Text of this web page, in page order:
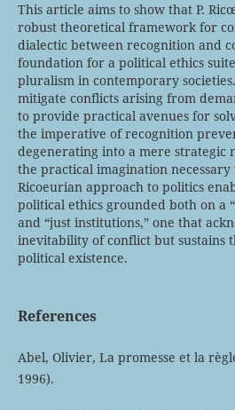
This article aims to show that P.
robust theoretical framework for
dialectic between recognition and
foundation for a political ethics
pluralism in contemporary
mitigate conflicts arising from
to provide practical avenues for
the imperative of recognition
degenerating into a mere strategic
the practical imagination
Ricoeurian approach to politics
political ethics grounded both on a
and “just institutions,” one that
inevitability of conflict but sustains
political existence.
References
Abel, Olivier, La promesse et la
1996).